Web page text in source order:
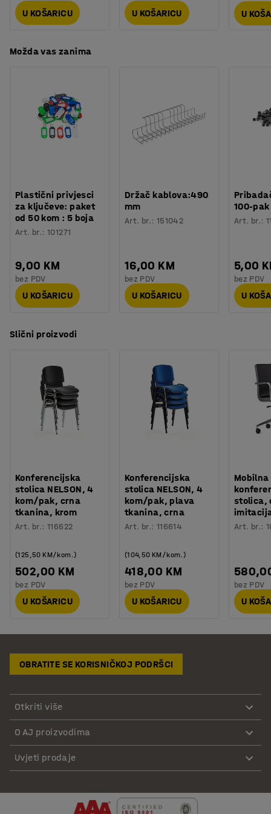
U KOŠARICU U KOŠARICU U
Možda vas zanima
Plastični privjesci
za ključeve: paket
od 50 kom : 5 boja
Art. br.:101271
9,00 KM
bez PDV
U KOŠARICU
Držač kablova:490
mm
Art. br.: 151042
16,00 KM
bez PDV
U KOŠARICU
100-pak
Art. br.:
5,00
bez PDV
U
Slični proizvodi
Konferencijska
stolica NELSON, 4
kom/pak, crna
tkanina, krom
Art. br.:116622
502,00 KM
(125,50 KM/kom.)
bez PDV
U KOŠARICU
Konferencijska
stolica NELSON, 4
kom/pak, plava
tkanina, crna
Art. br.: 116614
418,00 KM
(104,50 KM/kom.)
bez PDV
U KOŠARICU
Mobilna
stolica,
Art. br.:
bez PDV
U
OBRATITE SE KORISNIČKOJ PODRŠCI
Otkriti više
O AJ proizvodima
Uvjeti prodaje